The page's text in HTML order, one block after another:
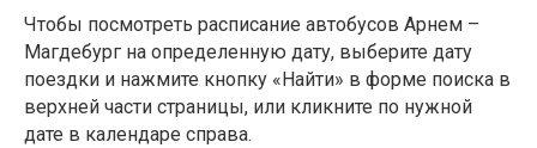
Чтобы посмотреть расписание автобусов Арнем –
Магдебург на определенную дату, выберите дату
поездки и нажмите кнопку «Найти» в форме поиска в
верхней части страницы, или кликните по нужной
дате в календаре справа.